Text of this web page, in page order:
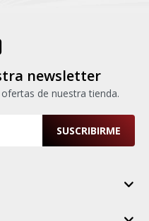
newsletter
de nuestra tienda.
SUSCRIBIRME